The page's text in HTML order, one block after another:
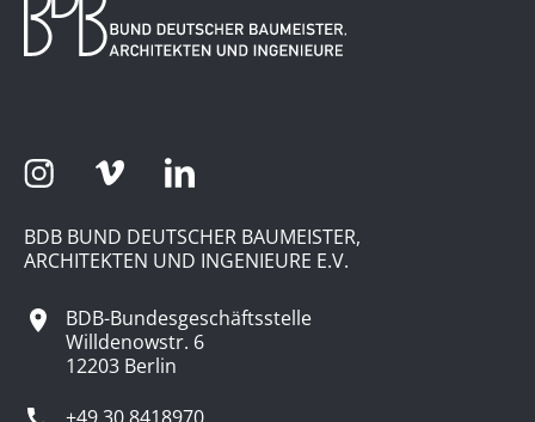
BDB BUND DEUTSCHER BAUMEISTER,
ARCHITEKTEN UND INGENIEURE E.V.
BDB-Bundesgeschäftsstelle
Willdenowstr. 6
12203 Berlin